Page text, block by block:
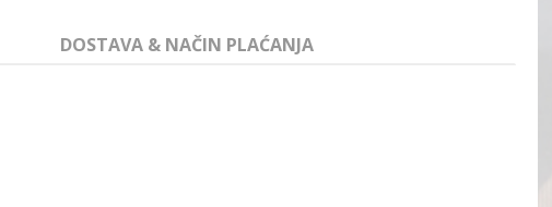
DOSTAVA & NAČIN PLAĆANJA